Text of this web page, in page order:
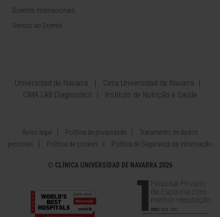
Doentes Internacionais
Serviço ao Doente
Universidad de Navarra
Cima Universidad de Navarra
CIMA LAB Diagnostics
Instituto de Nutrição e Saúde
Aviso legal Política de privacidade
Tratamento de dados
pessoais
Política de cookies Política de Segurança da Informação
© CLÍNICA UNIVERSIDAD DE NAVARRA 2026